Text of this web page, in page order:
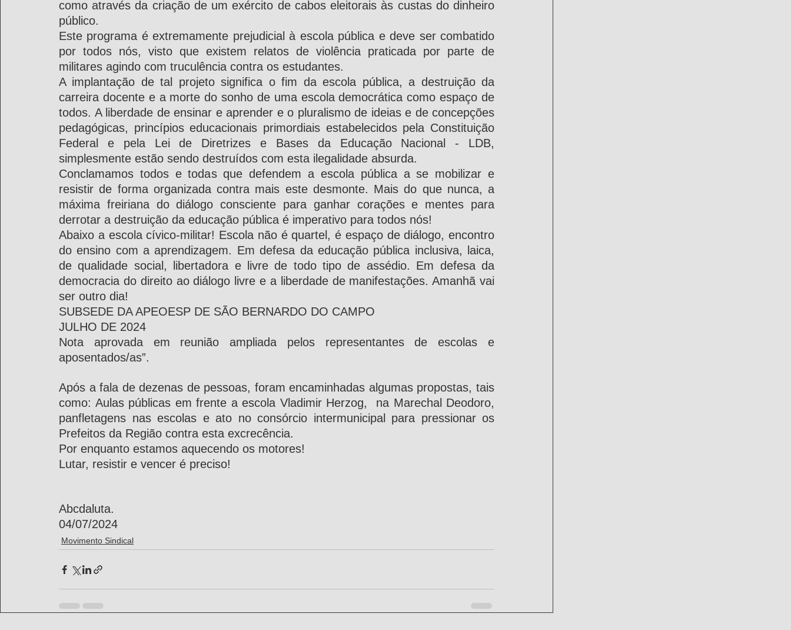
como através da criação de um exército de cabos eleitorais às custas do dinheiro
público.
Este programa é extremamente prejudicial à escola pública e deve ser combatido
por todos nós, visto que existem relatos de violência praticada por parte de
militares agindo com truculência contra os estudantes.
A implantação de tal projeto significa o fim da escola pública, a destruição da
carreira docente e a morte do sonho de uma escola democrática como espaço de
todos. A liberdade de ensinar e aprender e o pluralismo de ideias e de concepções
pedagógicas, princípios educacionais primordiais estabelecidos pela Constituição
Federal e pela Lei de Diretrizes e Bases da Educação Nacional - LDB,
simplesmente estão sendo destruídos com esta ilegalidade absurda.
Conclamamos todos e todas que defendem a escola pública a se mobilizar e
resistir de forma organizada contra mais este desmonte. Mais do que nunca, a
máxima freiriana do diálogo consciente para ganhar corações e mentes para
derrotar a destruição da educação pública é imperativo para todos nós!
Abaixo a escola cívico-militar! Escola não é quartel, é espaço de diálogo, encontro
do ensino com a aprendizagem. Em defesa da educação pública inclusiva, laica,
de qualidade social, libertadora e livre de todo tipo de assédio. Em defesa da
democracia do direito ao diálogo livre e a liberdade de manifestações. Amanhã vai
ser outro dia!
SUBSEDE DA APEOESP DE SÃO BERNARDO DO CAMPO
JULHO DE 2024
Nota aprovada em reunião ampliada pelos representantes de escolas e
aposentados/as”.
Após a fala de dezenas de pessoas, foram encaminhadas algumas propostas, tais
como: Aulas públicas em frente a escola Vladimir Herzog,  na Marechal Deodoro,
panfletagens nas escolas e ato no consórcio intermunicipal para pressionar os
Prefeitos da Região contra esta excrecência.
Por enquanto estamos aquecendo os motores!
Lutar, resistir e vencer é preciso!
Abcdaluta.
04/07/2024
Movimento Sindical